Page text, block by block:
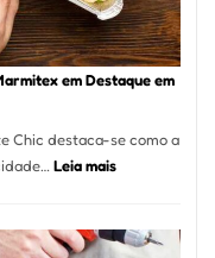
em Destaque em
Chic destaca-se como a
Leia mais:
Culinária